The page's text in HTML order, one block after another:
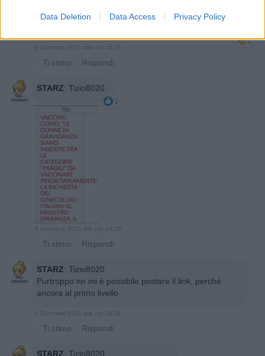
Data Deletion Data Access Privacy Policy
Salve! Sei bravo nel taglia & incolla! Ottimo esempio
2
· Ti stimo · Rispondi
STARZ: Tizio8020
1
8 Dicembre 2021 alle ore 14:29
· Ti stimo · Rispondi
STARZ: Tizio8020
Purtroppo nn mi è possibile postare il link, perché
ancora al primo livello
· Ti stimo · Rispondi
STARZ: Tizio8020